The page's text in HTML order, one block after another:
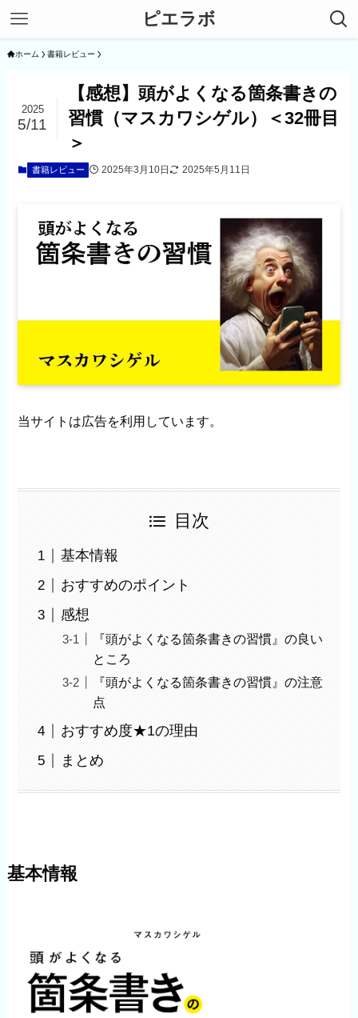
ピエラボ
ホーム 書籍レビュー
【感想】頭がよくなる箇条書きの
習慣（マスカワシゲル）＜32冊目
＞
2025
5/11
書籍レビュー 2025年3月10日 2025年5月11日
当サイトは広告を利用しています。
目次
基本情報
おすすめのポイント
感想
『頭がよくなる箇条書きの習慣』の良い
ところ
『頭がよくなる箇条書きの習慣』の注意
点
おすすめ度★1の理由
まとめ
基本情報